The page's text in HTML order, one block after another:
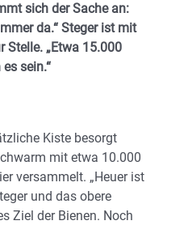
sich der Sache an:
da.“ Steger ist mit
Stelle. „Etwa 15.000
sein.“
Kiste besorgt
mit etwa 10.000
versammelt. „Heuer ist
und das obere
Ziel der Bienen. Noch